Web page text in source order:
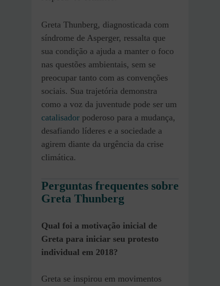
Greta Thunberg, diagnosticada com
síndrome de Asperger, ressalta que
sua condição a ajuda a manter o foco
nas questões ambientais, sem se
preocupar tanto com as convenções
sociais. Sua trajetória demonstra
como a voz da juventude pode ser um
catalisador poderoso para a mudança,
desafiando líderes e a sociedade a
agirem diante da urgência da crise
climática.
Perguntas frequentes sobre
Greta Thunberg
Qual foi a motivação inicial de
Greta para iniciar seu protesto
individual em 2018?
Greta se inspirou em movimentos